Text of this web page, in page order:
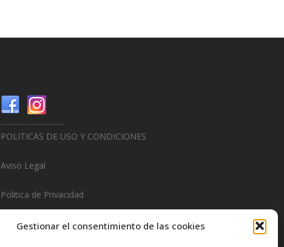
Gestionar el consentimiento de las cookies
...................................
POLITICAS DE USO Y CONDICIONES
Aviso Legal
Politica de Privacidad
Politica de Cookies